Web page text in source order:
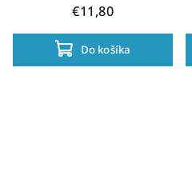
€11,80
Do košíka